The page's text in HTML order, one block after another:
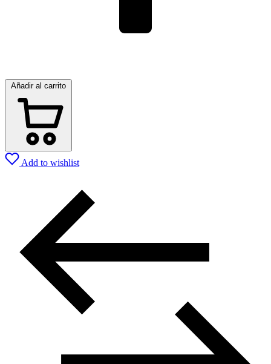
Añadir al carrito
Add to wishlist